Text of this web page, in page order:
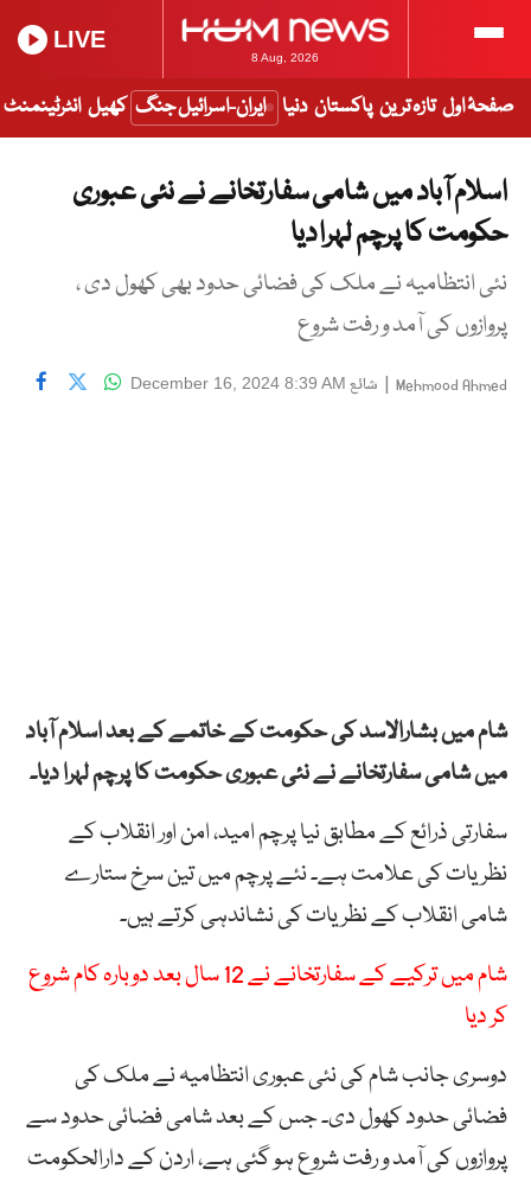
8 Aug, 2026
LIVE
صفحۂ اول تازہ ترین پاکستان دنیا ایران-اسرائیل جنگ کھیل انٹرٹینمنٹ
اسلام آباد میں شامی سفارتخانے نے نئی عبوری
حکومت کا پرچم لہرا دیا
نئی انتظامیہ نے ملک کی فضائی حدود بھی کھول دی ،
پروازوں کی آمد و رفت شروع
Mehmood Ahmed
| شائع December 16, 2024 8:39 AM
شام میں بشارالاسد کی حکومت کے خاتمے کے بعد اسلام آباد
میں شامی سفارتخانے نے نئی عبوری حکومت کا پرچم لہرا دیا۔
سفارتی ذرائع کے مطابق نیا پرچم امید، امن اور انقلاب کے
نظریات کی علامت ہے۔ نئے پرچم میں تین سرخ ستارے
شامی انقلاب کے نظریات کی نشاندہی کرتے ہیں۔
شام میں ترکیے کے سفارتخانے نے 12 سال بعد دوبارہ کام شروع
کر دیا
دوسری جانب شام کی نئی عبوری انتظامیہ نے ملک کی
فضائی حدود کھول دی۔ جس کے بعد شامی فضائی حدود سے
پروازوں کی آمد و رفت شروع ہو گئی ہے، اردن کے دارالحکومت